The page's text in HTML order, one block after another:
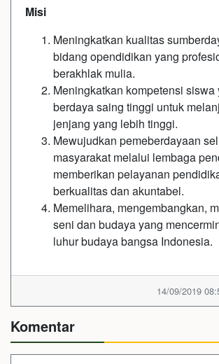
Misi
Meningkatkan kualitas
bidang opendidikan yang
berakhlak mulia.
Meningkatkan kompetensi siswa
berdaya saing tinggi untuk
jenjang yang lebih tinggi.
Mewujudkan pemeberdayaan
masyarakat melalui lembaga
memberikan pelayanan
berkualitas dan akuntabel.
Memelihara, mengembangkan,
seni dan budaya yang
luhur budaya bangsa Indonesia.
14/09/2019
Komentar